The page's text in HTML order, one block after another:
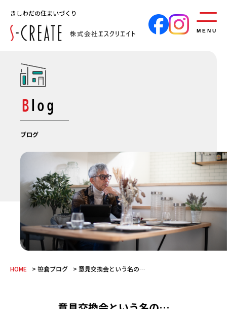
きしわだの住まいづくり
MENU
Blog
ブログ
HOME 笹倉ブログ 意見交換会という名の…